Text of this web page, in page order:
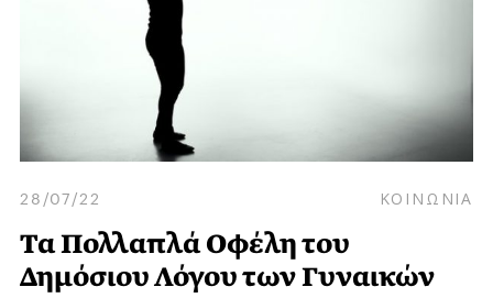
28/07/22 ΚΟΙΝΩΝΙΑ
Τα Πολλαπλά Οφέλη του
Δημόσιου Λόγου των Γυναικών